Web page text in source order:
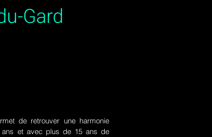
Gard
de retrouver une harmonie
ans et avec plus de 15 ans de